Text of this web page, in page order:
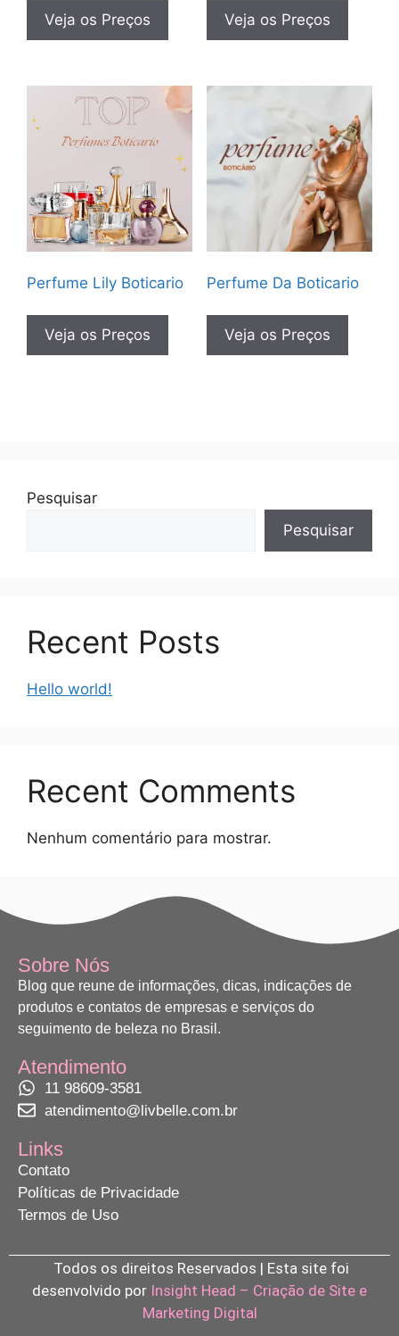
Veja os Preços Veja os Preços
Perfume Lily Boticario
Veja os Preços
Perfume Da Boticario
Veja os Preços
Pesquisar
Pesquisar
Recent Posts
Hello world!
Recent Comments
Nenhum comentário para mostrar.
Sobre Nós
Blog que reune de informações, dicas, indicações de
produtos e contatos de empresas e serviços do
seguimento de beleza no Brasil.
Atendimento
11 98609-3581
atendimento@livbelle.com.br
Links
Contato
Políticas de Privacidade
Termos de Uso
Todos os direitos Reservados | Esta site foi
desenvolvido por Insight Head – Criação de Site e
Marketing Digital